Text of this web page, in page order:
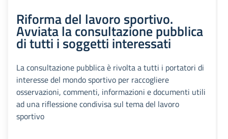
Riforma del lavoro sportivo.
Avviata la consultazione pubblica
di tutti i soggetti interessati
La consultazione pubblica è rivolta a tutti i portatori di
interesse del mondo sportivo per raccogliere
osservazioni, commenti, informazioni e documenti utili
ad una riflessione condivisa sul tema del lavoro
sportivo